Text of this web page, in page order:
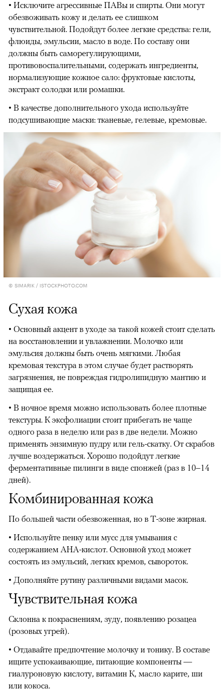
• Исключите агрессивные ПАВы и спирты. Они могут
обезвоживать кожу и делать ее слишком
чувствительной. Подойдут более легкие средства: гели,
флюиды, эмульсии, масло в воде. По составу они
должны быть саморегулирующими,
противовоспалительными, содержать ингредиенты,
нормализующие кожное сало: фруктовые кислоты,
экстракт солодки или ромашки.
• В качестве дополнительного ухода используйте
подсушивающие маски: тканевые, гелевые, кремовые.
© SIMARIK / ISTOCKPHOTO.COM
Сухая кожа
• Основный акцент в уходе за такой кожей стоит сделать
на восстановлении и увлажнении. Молочко или
эмульсия должны быть очень мягкими. Любая
кремовая текстура в этом случае будет растворять
загрязнения, не повреждая гидролипидную мантию и
защищая ее.
• В ночное время можно использовать более плотные
текстуры. К эксфолиации стоит прибегать не чаще
одного раза в неделю или раз в две недели. Можно
применять энзимную пудру или гель-скатку. От скрабов
лучше воздержаться. Хорошо подойдут легкие
ферментативные пилинги в виде спонжей (раз в 10–14
дней).
Комбинированная кожа
По большей части обезвоженная, но в Т-зоне жирная.
• Используйте пенку или мусс для умывания с
содержанием AHA-кислот. Основной уход может
состоять из эмульсий, легких кремов, сывороток.
• Дополняйте рутину различными видами масок.
Чувствительная кожа
Склонна к покраснениям, зуду, появлению розацеа
(розовых угрей).
• Отдавайте предпочтение молочку и тонику. В составе
ищите успокаивающие, питающие компоненты —
гиалуроновую кислоту, витамин К, масло карите, ши
или кокоса.